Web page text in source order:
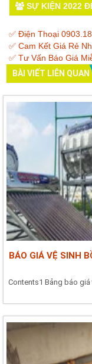
SỰ KIỆN 2022
✅ Điện Thoại
✅ Cam Kết Giá Rẻ
✅ Tư Vấn Báo Giá
BÀI VIẾT LIÊN QUAN
BÁO GIÁ VỆ SINH
Contents1 Bảng báo